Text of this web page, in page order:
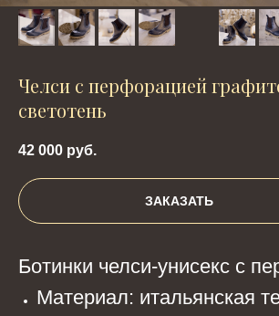
Челси c перфорацией
светотень
42 000 руб.
ЗАКАЗАТЬ
Ботинки челси-унисекс с
Материал: итальянская